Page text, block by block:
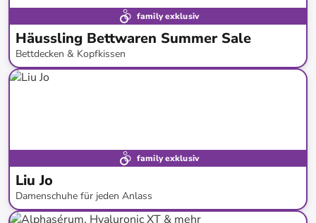
family exklusiv
Häussling Bettwaren Summer Sale
Bettdecken & Kopfkissen
bis -71
family exklusiv
Liu Jo
Damenschuhe für jeden Anlass
bis-60%*